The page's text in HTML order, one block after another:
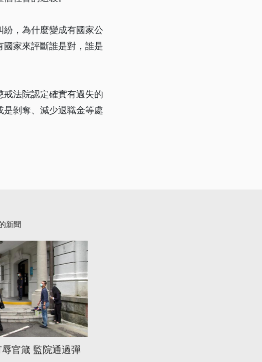
，為什麼變成有國家公
家來評斷誰是對，誰是
法院認定確實有過失的
剝奪、減少退職金等處
新聞
官箴 監院通過彈